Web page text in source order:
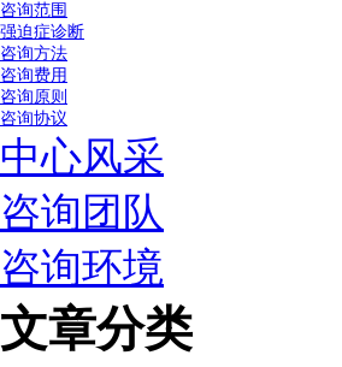
咨询范围
强迫症诊断
咨询方法
咨询费用
咨询原则
咨询协议
中心风采
咨询团队
咨询环境
文章分类